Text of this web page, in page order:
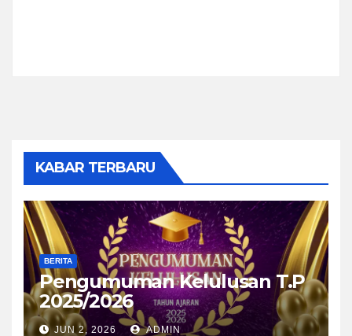
KABAR TERBARU
BERITA
Pengumuman Kelulusan T.P
2025/2026
JUN 2, 2026 ADMIN